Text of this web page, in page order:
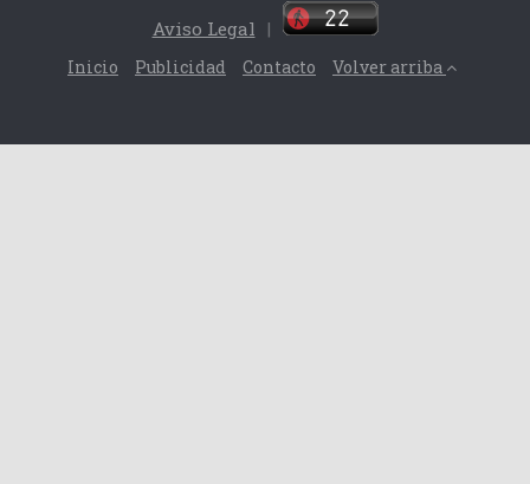
Aviso Legal |
Inicio Publicidad Contacto Volver arriba